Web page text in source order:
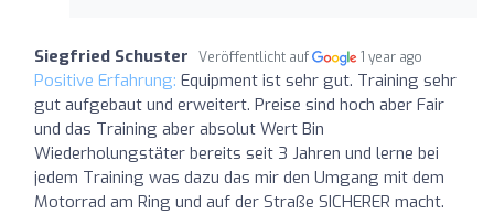
Siegfried Schuster Veröffentlicht auf 1 year ago
Positive Erfahrung: Equipment ist sehr gut. Training sehr
gut aufgebaut und erweitert. Preise sind hoch aber Fair
und das Training aber absolut Wert Bin
Wiederholungstäter bereits seit 3 Jahren und lerne bei
jedem Training was dazu das mir den Umgang mit dem
Motorrad am Ring und auf der Straße SICHERER macht.